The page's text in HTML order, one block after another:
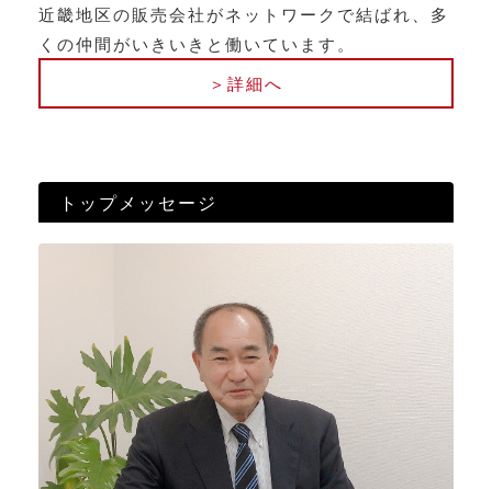
近畿地区の販売会社がネットワークで結ばれ、多
くの仲間がいきいきと働いています。
＞詳細へ
トップメッセージ